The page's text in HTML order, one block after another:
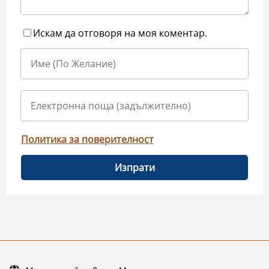
Искам да отговоря на моя коментар.
Политика за поверителност
Изпрати